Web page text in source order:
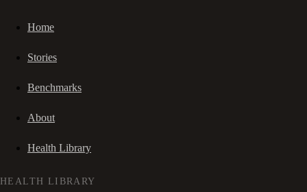
Home
Stories
Benchmarks
About
Health Library
HEALTH LIBRARY